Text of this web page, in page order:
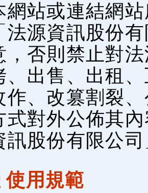
網站或連結網
法源資訊股份
，否則禁止對
、出售、出租
作、改篡割裂
式對外公佈其
訊股份有限公
使用規範